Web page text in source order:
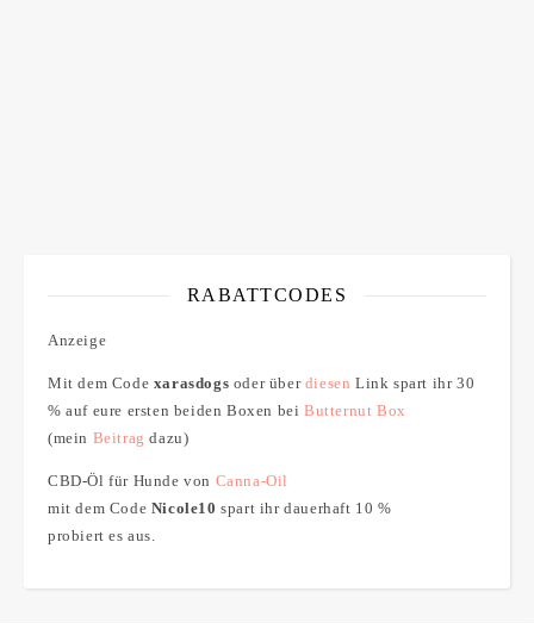
RABATTCODES
Anzeige
Mit dem Code xarasdogs oder über diesen Link spart ihr 30
% auf eure ersten beiden Boxen beiButternut Box
(mein Beitrag dazu)
CBD-Öl für Hunde von Canna-Oil
mit dem Code Nicole10 spart ihr dauerhaft 10 %
probiert es aus.